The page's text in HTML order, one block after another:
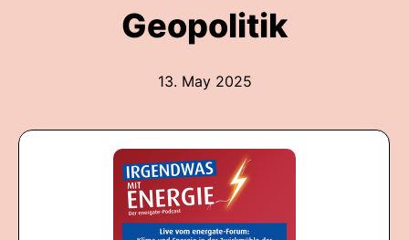
Geopolitik
13. May 2025